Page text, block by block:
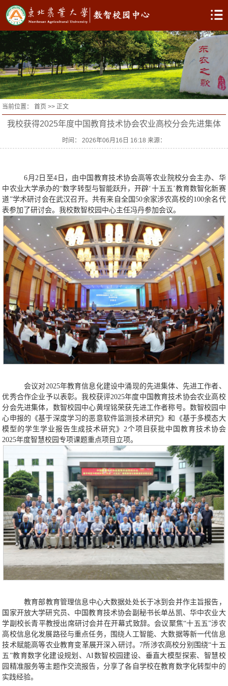
当前位置：首页 >> 正文
我校获得2025年度中国教育技术协会农业高校分会先进集体
时间： 2026年06月16日 16:18 来源：
6月2日至4日，由中国教育技术协会高等农业院校分会主办、华
中农业大学承办的“数字转型与智能跃升，开辟‘十五五’教育数智化新赛
道”学术研讨会在武汉召开。共有来自全国50余家涉农高校的100余名代
表参加了研讨会。我校数智校园中心主任冯丹参加会议。
会议对2025年教育信息化建设中涌现的先进集体、先进工作者、
优秀合作企业予以表彰。我校获评2025年度中国教育技术协会农业高校
分会先进集体，数智校园中心黄埕铭荣获先进工作者称号。数智校园中
心申报的《基于深度学习的恶意软件监测技术研究》和《基于多模态大
模型的学生学业报告生成技术研究》2个项目获批中国教育技术协会
2025年度智慧校园专项课题重点项目立项。
教育部教育管理信息中心大数据处处长于冰到会并作主旨报告，
国家开放大学研究员、中国教育技术协会副秘书长单丛凯、华中农业大
学副校长青平教授出席研讨会并在开幕式致辞。会议聚焦“十五五”涉农
高校信息化发展路径与重点任务，围绕人工智能、大数据等新一代信息
技术赋能高等农业教育变革展开深入研讨。 7所涉农高校分别围绕“十五
五”教育数字化建设规划、AI数智校园建设、垂直大模型探索、智慧校
园精准服务等主题作交流报告，分享了各自学校在教育数字化转型中的
实践经验。